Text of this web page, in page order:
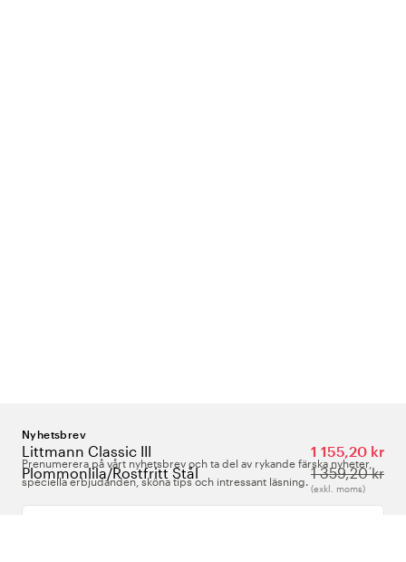
Littmann Classic III
Plommonlila/Rostfritt Stål
1 155,20 kr
1 359,20 kr
(exkl. moms)
Nyhetsbrev
Prenumerera på vårt nyhetsbrev och ta del av rykande färska nyheter,
speciella erbjudanden, sköna tips och intressant läsning.
Ange din e-postadress